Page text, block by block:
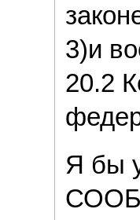
3)и
20.2
Я бы